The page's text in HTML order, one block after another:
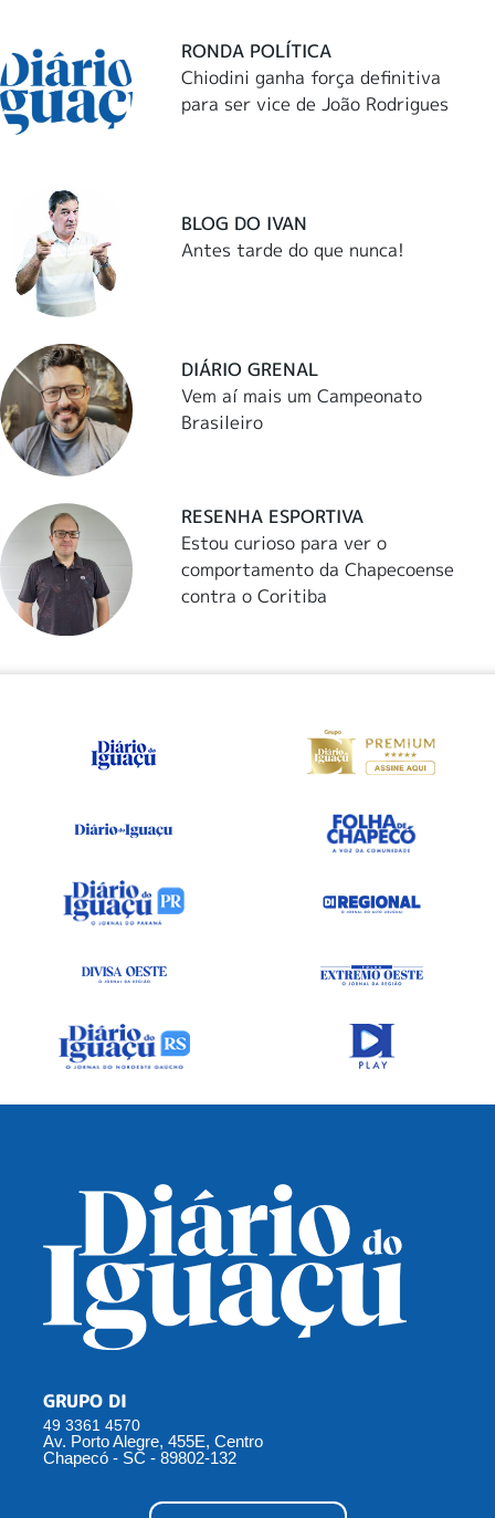
RONDA POLÍTICA
Chiodini ganha força definitiva
para ser vice de João Rodrigues
BLOG DO IVAN
Antes tarde do que nunca!
DIÁRIO GRENAL
Vem aí mais um Campeonato
Brasileiro
RESENHA ESPORTIVA
Estou curioso para ver o
comportamento da Chapecoense
contra o Coritiba
GRUPO DI
49 3361 4570
Av. Porto Alegre, 455E, Centro
Chapecó - SC - 89802-132